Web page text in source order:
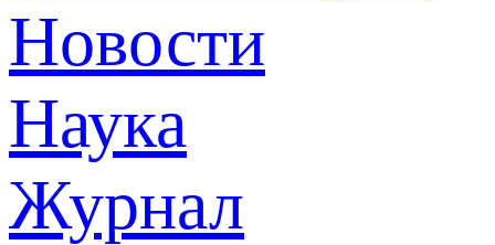
Новости
Наука
Журнал